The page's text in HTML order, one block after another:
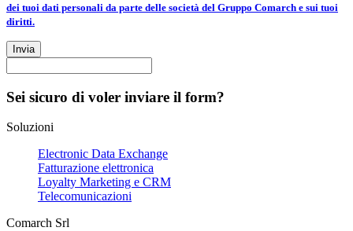
dei tuoi dati personali da parte delle società del Gruppo Comarch e sui tuoi
diritti.
Invia
Sei sicuro di voler inviare il form?
Soluzioni
Electronic Data Exchange
Fatturazione elettronica
Loyalty Marketing e CRM
Telecomunicazioni
Comarch Srl